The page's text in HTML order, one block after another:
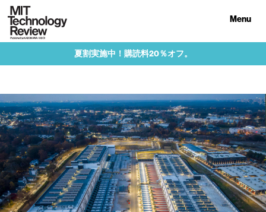
Menu
夏割実施中！購読料20％オフ。